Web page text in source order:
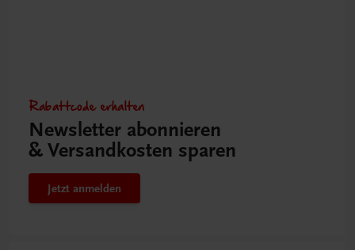
Rabattcode erhalten
Newsletter abonnieren
& Versandkosten sparen
Jetzt anmelden